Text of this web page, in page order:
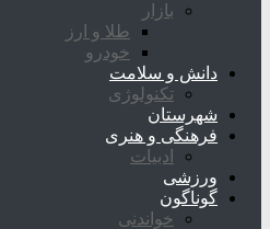
بازار
طلا و ارز
خودرو
دانش و سلامت
تکنولوژی
شهرستان
فرهنگی و هنری
ادبیات
ورزشی
گوناگون
خواندنی